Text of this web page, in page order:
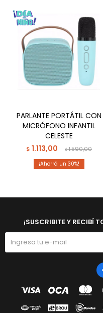
PARLANTE PORTÁTIL CON
MICRÓFONO INFANTIL
CELESTE
$ 1.113,00 $1.590,00
30
¡SUSCRIBITE Y RECIBÍ